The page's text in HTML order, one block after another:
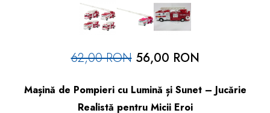
dopuri de urechi
Produse îngrijire copii
62,00 RON 56,00 RON
Mașină de Pompieri cu Lumină și Sunet – Jucărie
Realistă pentru Micii Eroi